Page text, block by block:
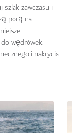
szlak zawczasu i
porą na
wędrówek.
i nakrycia